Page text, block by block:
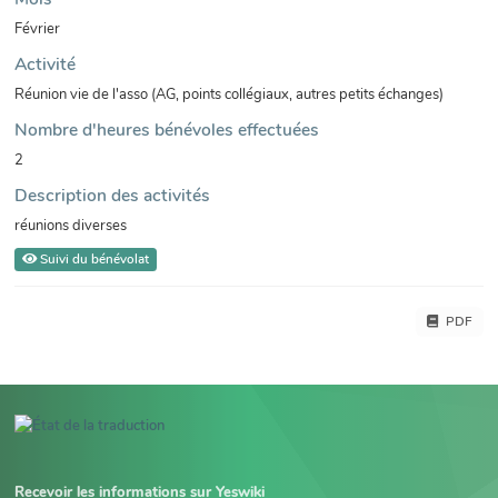
Février
Activité
Réunion vie de l'asso (AG, points collégiaux, autres petits échanges)
Nombre d'heures bénévoles effectuées
2
Description des activités
réunions diverses
Suivi du bénévolat
PDF
Recevoir les informations sur Yeswiki